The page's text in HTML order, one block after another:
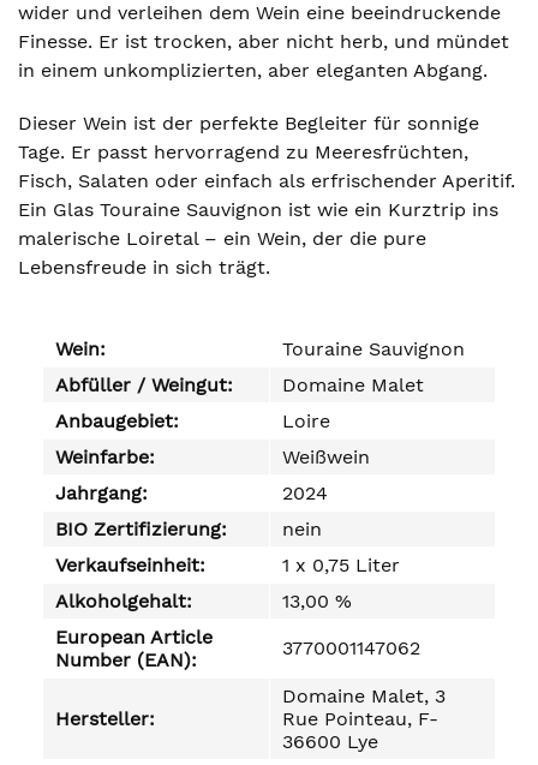
wider und verleihen dem Wein eine beeindruckende
Finesse. Er ist trocken, aber nicht herb, und mündet
in einem unkomplizierten, aber eleganten Abgang.
Dieser Wein ist der perfekte Begleiter für sonnige
Tage. Er passt hervorragend zu Meeresfrüchten,
Fisch, Salaten oder einfach als erfrischender Aperitif.
Ein Glas Touraine Sauvignon ist wie ein Kurztrip ins
malerische Loiretal – ein Wein, der die pure
Lebensfreude in sich trägt.
Wein:
Touraine Sauvignon
Abfüller / Weingut:
Domaine Malet
Anbaugebiet:
Loire
Weinfarbe:
Weißwein
Jahrgang:
2024
BIO Zertifizierung:
nein
Verkaufseinheit:
1 x 0,75 Liter
Alkoholgehalt:
13,00 %
European Article
Number (EAN):
3770001147062
Hersteller:
Domaine Malet, 3
Rue Pointeau, F-
36600 Lye